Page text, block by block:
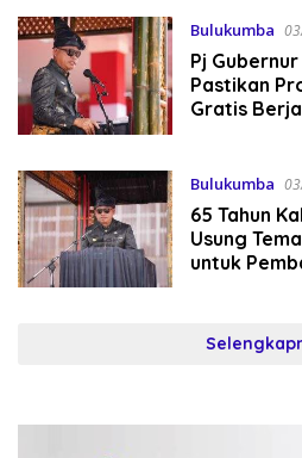
Bulukumba
Pj
Pastikan
Gratis
Bulukumba
65 Tahun
Usung
untuk